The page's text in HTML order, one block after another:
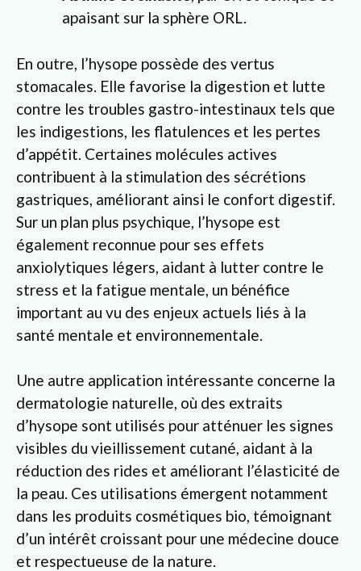
apaisant sur la sphère ORL.
En outre, l’hysope possède des vertus
stomacales. Elle favorise la digestion et lutte
contre les troubles gastro-intestinaux tels que
les indigestions, les flatulences et les pertes
d’appétit. Certaines molécules actives
contribuent à la stimulation des sécrétions
gastriques, améliorant ainsi le confort digestif.
Sur un plan plus psychique, l’hysope est
également reconnue pour ses effets
anxiolytiques légers, aidant à lutter contre le
stress et la fatigue mentale, un bénéfice
important au vu des enjeux actuels liés à la
santé mentale et environnementale.
Une autre application intéressante concerne la
dermatologie naturelle, où des extraits
d’hysope sont utilisés pour atténuer les signes
visibles du vieillissement cutané, aidant à la
réduction des rides et améliorant l’élasticité de
la peau. Ces utilisations émergent notamment
dans les produits cosmétiques bio, témoignant
d’un intérêt croissant pour une médecine douce
et respectueuse de la nature.